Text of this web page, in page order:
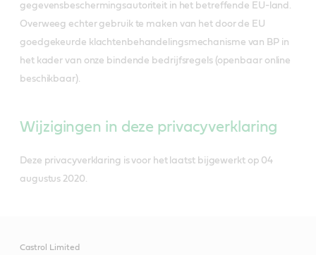
gegevensbeschermingsautoriteit in het betreffende EU-land.
Overweeg echter gebruik te maken van het door de EU
goedgekeurde klachtenbehandelingsmechanisme van BP in
het kader van onze bindende bedrijfsregels (openbaar online
beschikbaar).
Wijzigingen in deze privacyverklaring
Deze privacyverklaring is voor het laatst bijgewerkt op 04
augustus 2020.
Castrol Limited